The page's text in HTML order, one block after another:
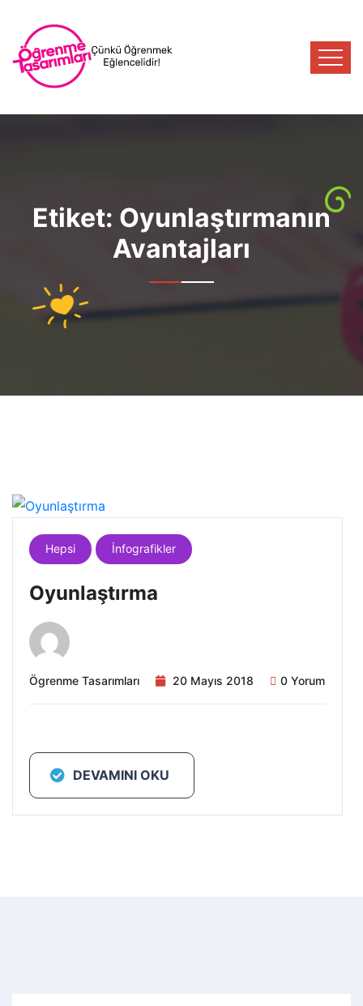
Etiket: Oyunlaştırmanın
Avantajları
Hepsi İnfografikler
Oyunlaştırma
Ögrenme Tasarımları 20 Mayıs 2018 0 Yorum
DEVAMINI OKU